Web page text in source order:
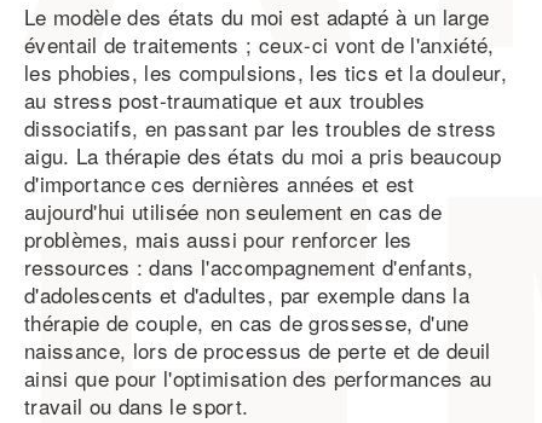
Le modèle des états du moi est adapté à un large
éventail de traitements ; ceux-ci vont de l'anxiété,
les phobies, les compulsions, les tics et la douleur,
au stress post-traumatique et aux troubles
dissociatifs, en passant par les troubles de stress
aigu. La thérapie des états du moi a pris beaucoup
d'importance ces dernières années et est
aujourd'hui utilisée non seulement en cas de
problèmes, mais aussi pour renforcer les
ressources : dans l'accompagnement d'enfants,
d'adolescents et d'adultes, par exemple dans la
thérapie de couple, en cas de grossesse, d'une
naissance, lors de processus de perte et de deuil
ainsi que pour l'optimisation des performances au
travail ou dans le sport.